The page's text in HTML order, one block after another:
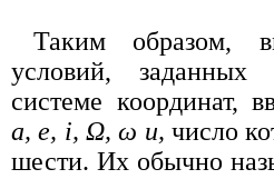
Таким образом,
условий, заданных
системе координат,
а, е, i, Ω, ω u, число
шести. Их обычно